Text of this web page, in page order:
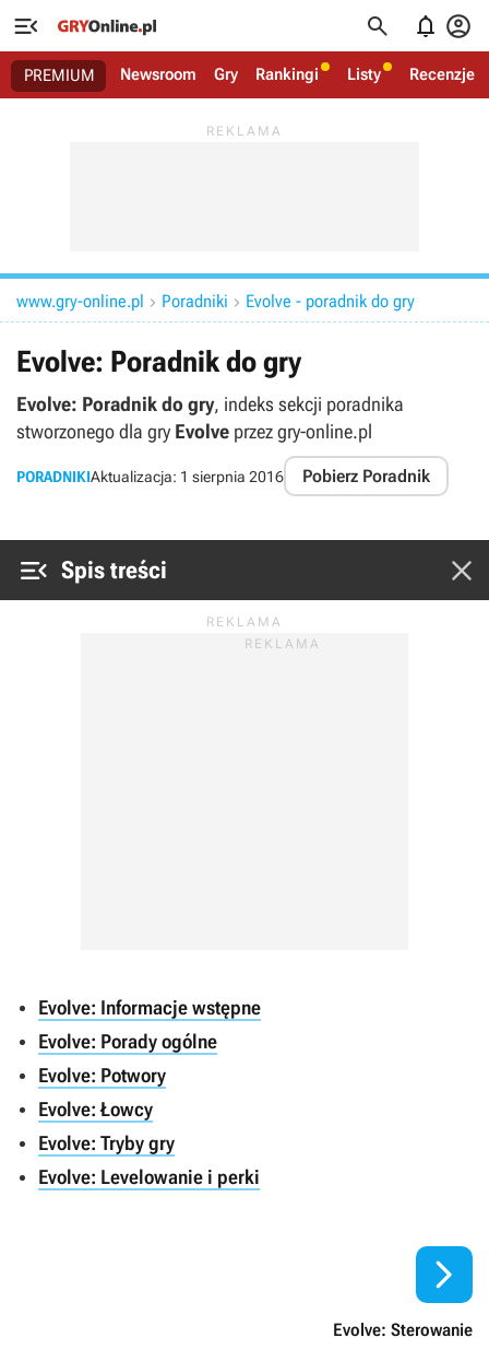
   
PREMIUM Newsroom Gry Rankingi Listy Recenzje
www.gry-online.pl  Poradniki  Evolve - poradnik do gry
Evolve: Poradnik do gry
Evolve: Poradnik do gry, indeks sekcji poradnika
stworzonego dla gry Evolve przez gry-online.pl
PORADNIKIAktualizacja: 1 sierpnia 2016 Pobierz Poradnik
 Spis treści 
Evolve: Informacje wstępne
Evolve: Porady ogólne
Evolve: Potwory
Evolve: Łowcy
Evolve: Tryby gry
Evolve: Levelowanie i perki
Evolve: Sterowanie
